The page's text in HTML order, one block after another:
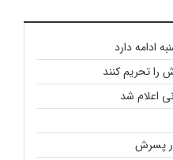
ادامه دارد
را تحریم کنند
اعلام شد
پسرش